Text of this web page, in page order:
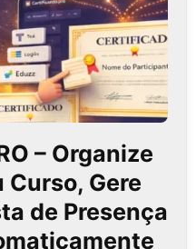
– Organize
Curso, Gere
de Presença